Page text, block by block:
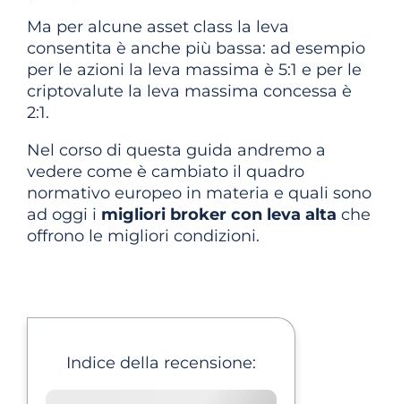
Ma per alcune asset class la leva
consentita è anche più bassa: ad esempio
per le azioni la leva massima è 5:1 e per le
criptovalute la leva massima concessa è
2:1.
Nel corso di questa guida andremo a
vedere come è cambiato il quadro
normativo europeo in materia e quali sono
ad oggi i migliori broker con leva alta che
offrono le migliori condizioni.
Indice della recensione: